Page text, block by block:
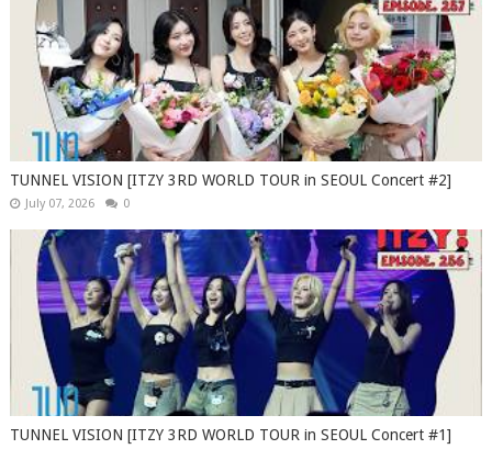
TUNNEL VISION [ITZY 3RD WORLD TOUR in SEOUL Concert #2]
July 07, 2026 0
TUNNEL VISION [ITZY 3RD WORLD TOUR in SEOUL Concert #1]